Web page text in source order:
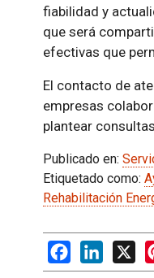
fiabilidad y
que será
efectivas que
El contacto de
empresas
plantear
Publicado en:
Etiquetado como:
Rehabilitación
FacebookLinkedIn
X